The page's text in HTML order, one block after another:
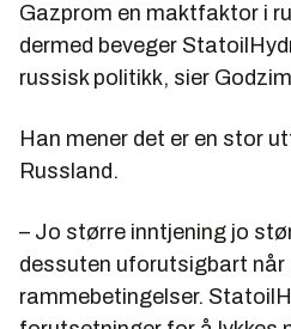
Gazprom en maktfaktor i
dermed beveger
russisk politikk, sier
Han mener det er en stor
Russland.
– Jo større inntjening jo
dessuten uforutsigbart når
rammebetingelser.